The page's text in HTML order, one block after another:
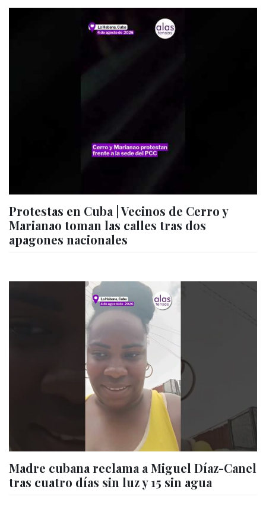
Protestas en Cuba | Vecinos de Cerro y
Marianao toman las calles tras dos
apagones nacionales
Madre cubana reclama a Miguel Díaz-Canel
tras cuatro días sin luz y 15 sin agua